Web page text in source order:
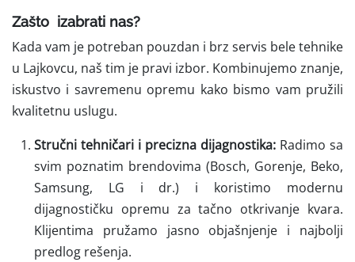
Zašto izabrati nas?
Kada vam je potreban pouzdan i brz servis bele tehnike
u Lajkovcu, naš tim je pravi izbor. Kombinujemo znanje,
iskustvo i savremenu opremu kako bismo vam pružili
kvalitetnu uslugu.
Stručni tehničari i precizna dijagnostika: Radimo sa
svim poznatim brendovima (Bosch, Gorenje, Beko,
Samsung, LG i dr.) i koristimo modernu
dijagnostičku opremu za tačno otkrivanje kvara.
Klijentima pružamo jasno objašnjenje i najbolji
predlog rešenja.